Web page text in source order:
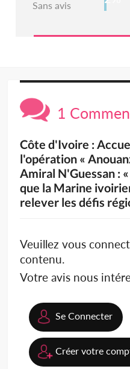
Sans avis
1
Côte d'Ivoire :
l'opération «
Amiral N'Guessan :
que la Marine
relever les défis
Veuillez vous
contenu.
Votre avis nous
Se Connecter
Créer votre